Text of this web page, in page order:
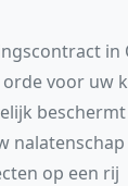
voor uw
beschermt
nalatenschap
op een rij